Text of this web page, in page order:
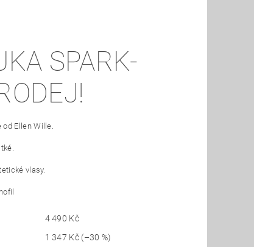
SPARK-
od Ellen Wille.
vlasy.
4 490 Kč
1 347 Kč (–30 %)